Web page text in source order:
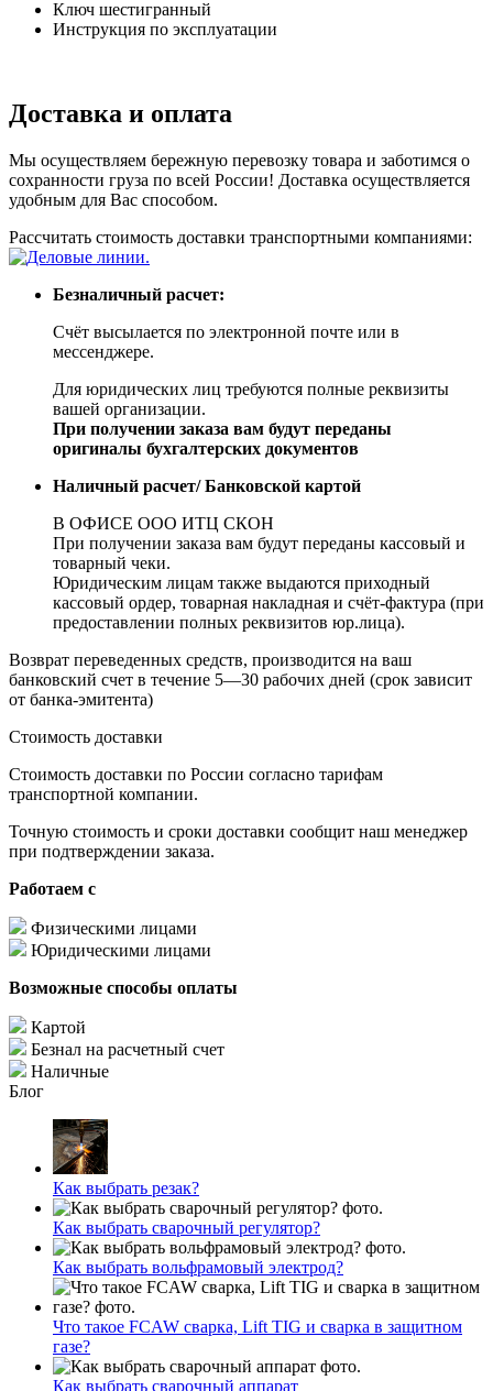
Ключ шестигранный
Инструкция по эксплуатации
Доставка и оплата
Мы осуществляем бережную перевозку товара и заботимся о
сохранности груза по всей России! Доставка осуществляется
удобным для Вас способом.
Рассчитать стоимость доставки транспортными компаниями:
Безналичный расчет:
Счёт высылается по электронной почте или в
мессенджере.
Для юридических лиц требуются полные реквизиты
вашей организации.
При получении заказа вам будут переданы
оригиналы бухгалтерских документов
Наличный расчет/ Банковской картой
В ОФИСЕ ООО ИТЦ СКОН
При получении заказа вам будут переданы кассовый и
товарный чеки.
Юридическим лицам также выдаются приходный
кассовый ордер, товарная накладная и счёт-фактура (при
предоставлении полных реквизитов юр.лица).
Возврат переведенных средств, производится на ваш
банковский счет в течение 5—30 рабочих дней (срок зависит
от банка-эмитента)
Стоимость доставки
Стоимость доставки по России согласно тарифам
транспортной компании.
Точную стоимость и сроки доставки сообщит наш менеджер
при подтверждении заказа.
Работаем с
Физическими лицами
Юридическими лицами
Возможные способы оплаты
Картой
Безнал на расчетный счет
Наличные
Блог
Как выбрать резак?
Как выбрать сварочный регулятор?
Как выбрать вольфрамовый электрод?
Что такое FCAW сварка, Lift TIG и сварка в защитном
газе?
Как выбрать сварочный аппарат